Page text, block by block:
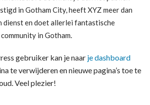
in Gotham City, heeft XYZ meer dan
dienst en doet allerlei fantastische
in Gotham.
gebruiker kan je naar je dashboard
te verwijderen en nieuwe pagina’s toe te
Veel plezier!